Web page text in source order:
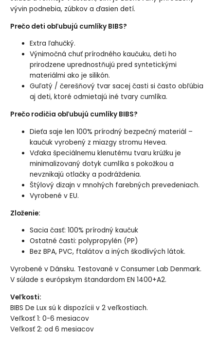
vývin podnebia, zúbkov a ďasien detí.
Prečo deti obľubujú cumlíky BIBS?
Extra ľahučký.
Výnimočná chuť prírodného kaučuku, deti ho
prirodzene uprednostňujú pred syntetickými
materiálmi ako je silikón.
Guľatý / čerešňový tvar sacej časti si často obľúbia
aj deti, ktoré odmietajú iné tvary cumlíka.
Prečo rodičia obľubujú cumlíky BIBS?
Dieťa saje len 100% prírodný bezpečný materiál –
kaučuk vyrobený z miazgy stromu Hevea.
Vďaka špeciálnemu klenutému tvaru krúžku je
minimalizovaný dotyk cumlíka s pokožkou a
nevznikajú otlačky a podráždenia.
Štýlový dizajn v mnohých farebných prevedeniach.
Vyrobené v EU.
Zloženie:
Sacia časť: 100% prírodný kaučuk
Ostatné časti: polypropylén (PP)
Bez BPA, PVC, ftalátov a iných škodlivých látok.
Vyrobené v Dánsku. Testované v Consumer Lab Denmark.
V súlade s európskym štandardom EN 1400+A2.
Veľkosti:
BIBS De Lux sú k dispozícii v 2 veľkostiach.
Veľkosť 1: 0-6 mesiacov
Veľkosť 2: od 6 mesiacov